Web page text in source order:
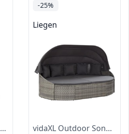
Swing & Harmonie Sonneninsel - Poly Rattan Lounge - mit LED Beleuchtung - Hochwertige Garten-Couch - Outdoor-Chill-Lounge - Couchliege Garten - Sunbed - (210cm, Grau)
-25%
Liegen
vidaXL Outdoor Sonneninsel mit Dach Gartenliege Liege Insel Gartenmöbel Lounge Sitzgruppe Gartenmuschel Sonnenliege Poly Rattan Grau